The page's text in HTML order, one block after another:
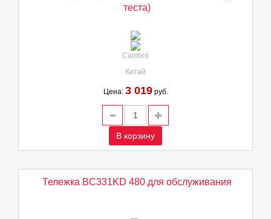
теста)
Cambro
Китай
Цена: 3 019руб.
В корзину
Тележка BC331KD 480 для обслуживания